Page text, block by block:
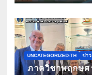
UNCATEGORIZED-TH ข่าว
ภาควิชาพฤกษ